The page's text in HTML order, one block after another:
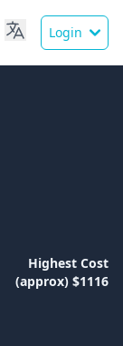
Login
Highest Cost
(approx) $1116